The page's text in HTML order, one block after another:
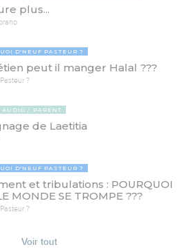
plus...
D'NEUF PASTEUR ?
peut il manger Halal ???
?
AUDIO PARENT
de Laetitia
D'NEUF PASTEUR ?
et tribulations : POURQUOI
MONDE SE TROMPE ???
?
Voir tout